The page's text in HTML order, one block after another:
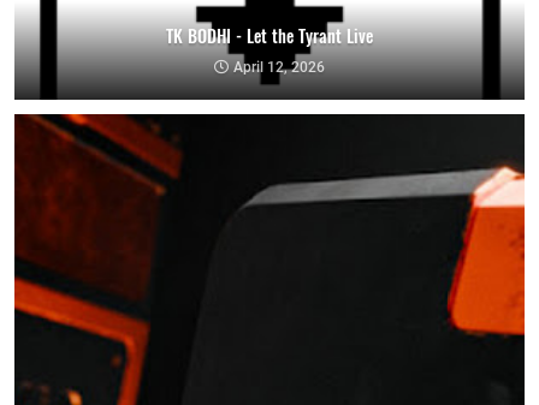
TK BODHI - Let the Tyrant Live
April 12, 2026